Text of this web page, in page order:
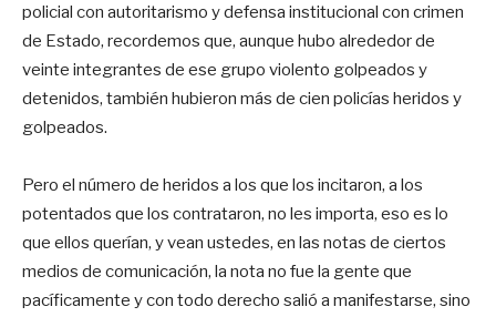
policial con autoritarismo y defensa institucional con crimen
de Estado, recordemos que, aunque hubo alrededor de
veinte integrantes de ese grupo violento golpeados y
detenidos, también hubieron más de cien policías heridos y
golpeados.
Pero el número de heridos a los que los incitaron, a los
potentados que los contrataron, no les importa, eso es lo
que ellos querían, y vean ustedes, en las notas de ciertos
medios de comunicación, la nota no fue la gente que
pacíficamente y con todo derecho salió a manifestarse, sino